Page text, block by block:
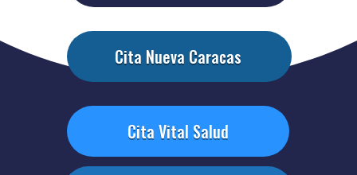
Cita Nueva Caracas
Cita Vital Salud